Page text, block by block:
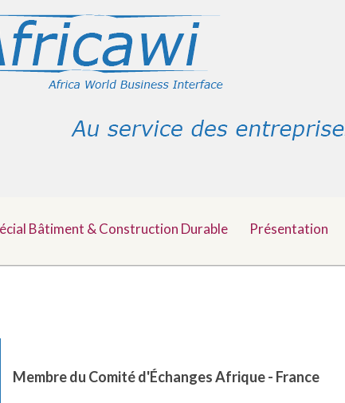
Bâtiment & Construction Durable Présentation
Membre du Comité d'Échanges Afrique - France